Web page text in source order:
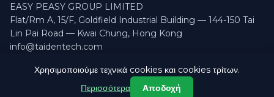
EASY PEASY GROUP LIMITED
Flat/Rm A, 15/F, Goldfield Industrial Building — 144-150 Tai
Lin Pai Road — Kwai Chung, Hong Kong
info@taidentech.com
EASY PEASY GROUP LIMITED— All rights reserved.
Χρησιμοποιούμε τεχνικά cookies και cookies τρίτων.
Περισσότερα
Αποδοχή